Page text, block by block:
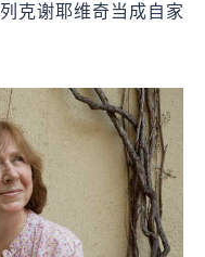
克谢耶维奇当成自家